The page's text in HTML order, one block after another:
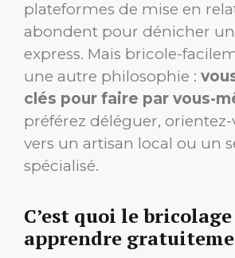
plateformes de mise en
abondent pour dénicher
express. Mais bricole-
une autre philosophie :
clés pour faire par vous-
préférez déléguer,
vers un artisan local ou un
spécialisé.
C’est quoi le bricolage
apprendre